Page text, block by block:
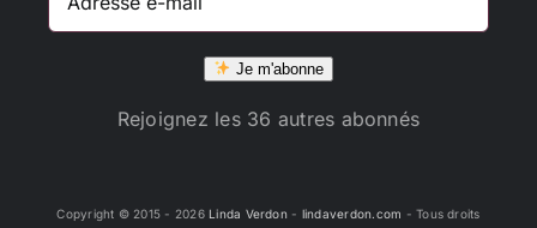
Je m'abonne
Rejoignez les 36 autres abonnés
Copyright © 2015 - 2026 Linda Verdon- lindaverdon.com - Tous droits